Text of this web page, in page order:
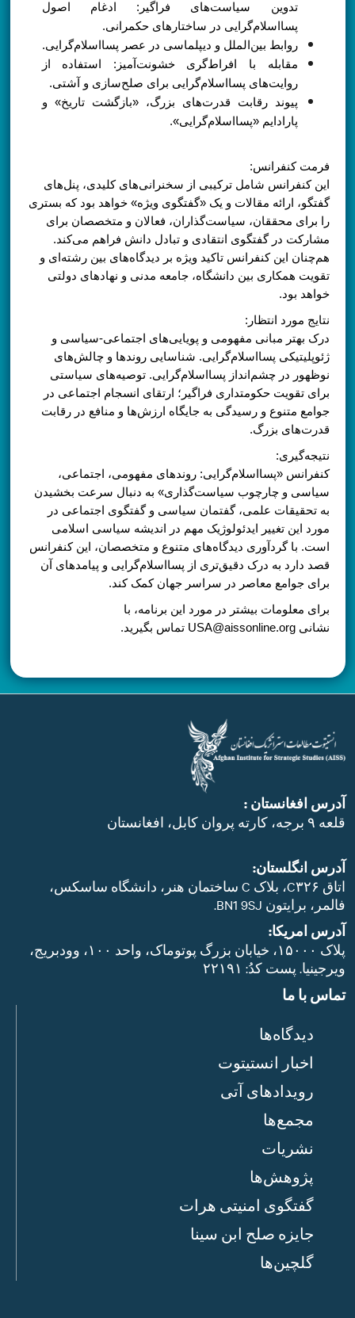
تدوین سیاست‌های فراگیر: ادغام اصول
پسااسلام‌گرایی در ساختارهای حکمرانی.
روابط بین‌الملل و دیپلماسی در عصر پسااسلام‌گرایی.
مقابله با افراط‌گری خشونت‌آمیز: استفاده از
روایت‌های پسااسلام‌گرایی برای صلح‌سازی و آشتی.
پیوند رقابت قدرت‌های بزرگ، «بازگشت تاریخ» و
پارادایم «پسااسلام‌گرایی».
فرمت کنفرانس:
این کنفرانس شامل ترکیبی از سخنرانی‌های کلیدی، پنل‌های
گفتگو، ارائه مقالات و یک «گفتگوی ویژه» خواهد بود که بستری
را برای محققان، سیاست‌گذاران، فعالان و متخصصان برای
مشارکت در گفتگوی انتقادی و تبادل دانش فراهم می‌کند.
هم‌چنان این کنفرانس تاکید ویژه بر دیدگاه‌های بین رشته‌ای و
تقویت همکاری بین دانشگاه، جامعه مدنی و نهادهای دولتی
خواهد بود.
نتایج مورد انتظار:
درک بهتر مبانی مفهومی و پویایی‌های اجتماعی-سیاسی و
ژئوپلیتیکی پسااسلام‌گرایی. شناسایی روندها و چالش‌های
نوظهور در چشم‌انداز پسااسلام‌گرایی. توصیه‌های سیاستی
برای تقویت حکومتداری فراگیر؛ ارتقای انسجام اجتماعی در
جوامع متنوع و رسیدگی به جایگاه ارزش‌ها و منافع در رقابت
قدرت‌های بزرگ.
نتیجه‌گیری:
کنفرانس «پسااسلام‌گرایی: روندهای مفهومی، اجتماعی،
سیاسی و چارچوب سیاست‌گذاری» به دنبال سرعت بخشیدن
به تحقیقات علمی، گفتمان سیاسی و گفتگوی اجتماعی در
مورد این تغییر ایدئولوژیک مهم در اندیشه سیاسی اسلامی
است. با گردآوری دیدگاه‌های متنوع و متخصصان، این کنفرانس
قصد دارد به درک دقیق‌تری از پسااسلام‌گرایی و پیامدهای آن
برای جوامع معاصر در سراسر جهان کمک کند.
برای معلومات بیشتر در مورد این برنامه، با
نشانی USA@aissonline.org تماس بگیرید.
آدرس افغانستان :
قلعه ۹ برجه، کارته پروان کابل، افغانستان
آدرس انگلستان:
اتاق C۳۲۶، بلاک C ساختمان هنر، دانشگاه ساسکس،
فالمر، برایتون BN1 9SJ.
آدرس امریکا:
پلاک ۱۵۰۰۰، خیابان بزرگ پوتوماک، واحد ۱۰۰، وودبریج،
ویرجینیا. پست‌ کدُ: ۲۲۱۹۱
تماس با ما
دیدگاه‌ها
اخبار انستیتوت
رویدادهای آتی
مجمع‌ها
نشریات
پژوهش‌ها
گفتگوی امنیتی هرات
جایزه صلح ابن سینا
گلچین‌ها